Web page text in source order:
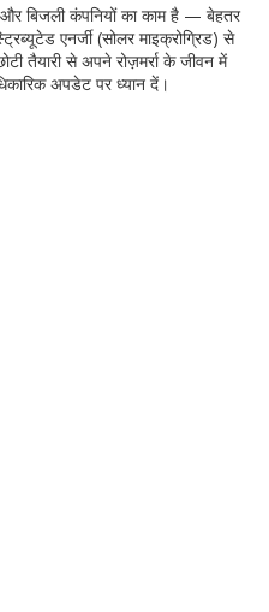
बिजली कंपनियों का काम है — बेहतर
एनर्जी (सोलर माइक्रोग्रिड) से
तैयारी से अपने रोज़मर्रा के जीवन में
अपडेट पर ध्यान दें।